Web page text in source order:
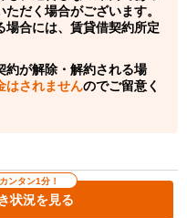
だく場合がございます。
場合には、賃貸借契約所定
約が解除・解約される場
はされませんのでご留意く
カンタン1分！
状況を見る